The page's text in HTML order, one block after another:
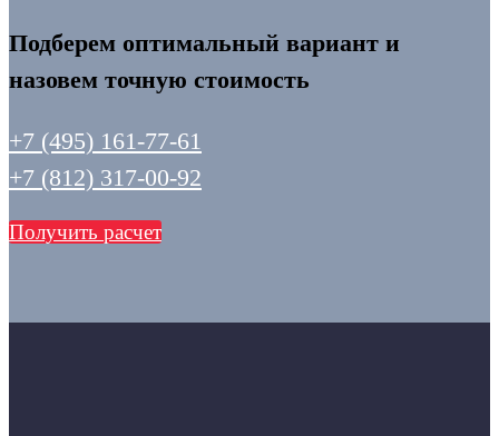
Подберем оптимальный вариант и
назовем точную стоимость
+7 (495) 161-77-61
+7 (812) 317-00-92
Получить расчет